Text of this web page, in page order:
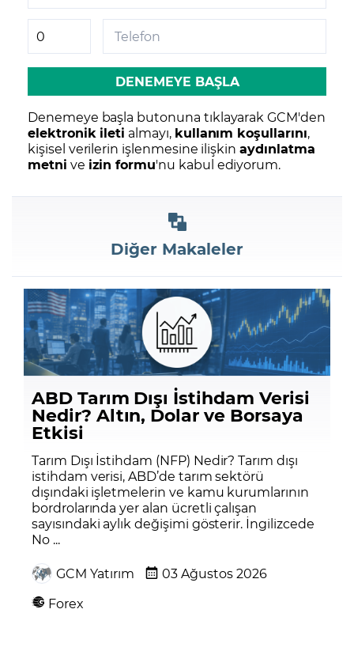
Telefon
Denemeye başla butonuna tıklayarak GCM'den
elektronik ileti almayı, kullanım koşullarını,
kişisel verilerin işlenmesine ilişkinaydınlatma
metni ve izin formu'nu kabul ediyorum.
Diğer Makaleler
ABD Tarım Dışı İstihdam Verisi
Nedir? Altın, Dolar ve Borsaya
Etkisi
Tarım Dışı İstihdam (NFP) Nedir? Tarım dışı
istihdam verisi, ABD’de tarım sektörü
dışındaki işletmelerin ve kamu kurumlarının
bordrolarında yer alan ücretli çalışan
sayısındaki aylık değişimi gösterir. İngilizcede
No ...
GCM Yatırım
03 Ağustos 2026
Forex